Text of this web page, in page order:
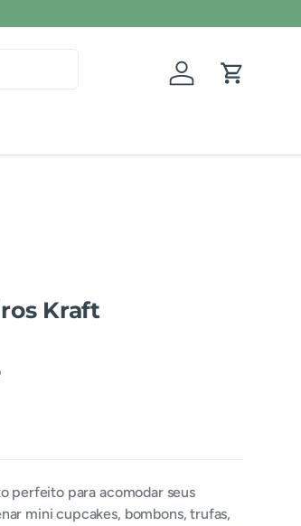
Conecte-seCarrinho
Kraft
perfeito para acomodar seus
mini cupcakes, bombons, trufas,